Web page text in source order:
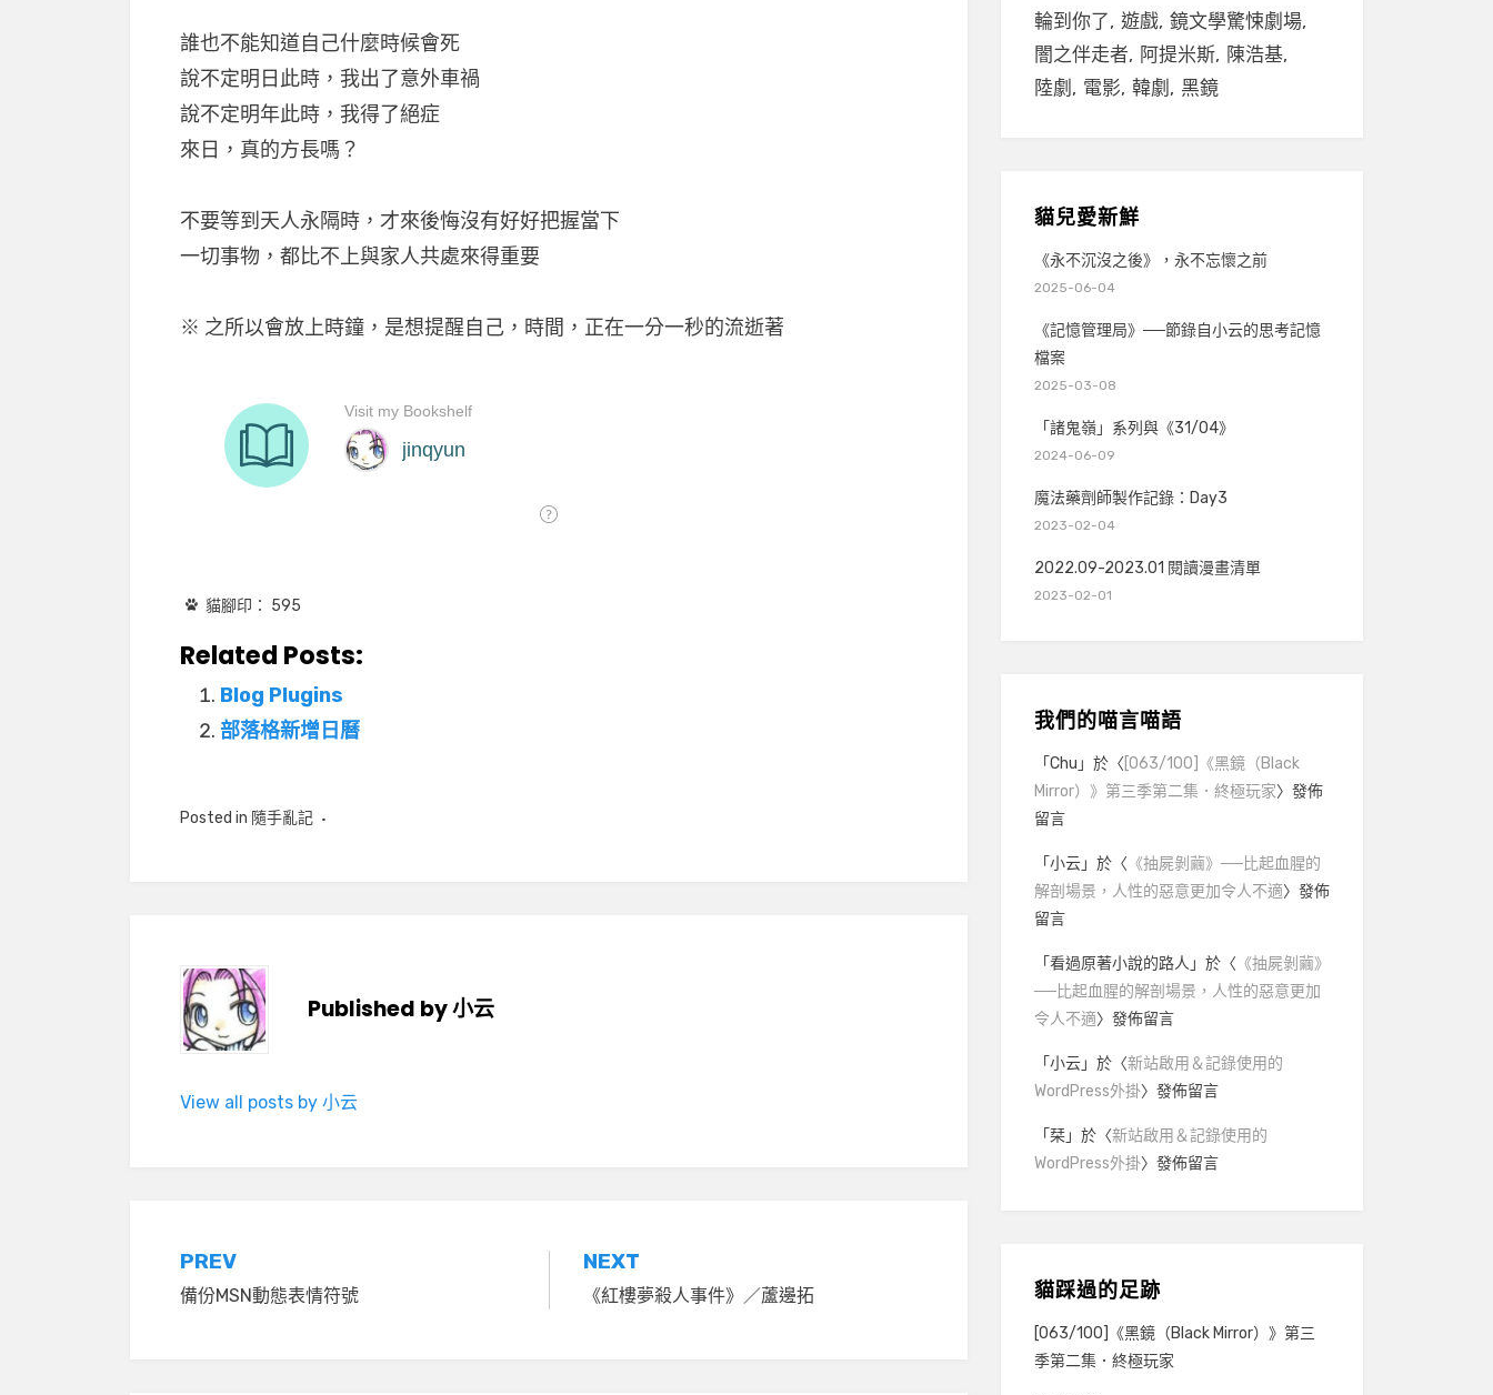
誰也不能知道自己什麼時候會死
說不定明日此時，我出了意外車禍
說不定明年此時，我得了絕症
來日，真的方長嗎？
不要等到天人永隔時，才來後悔沒有好好把握當下
一切事物，都比不上與家人共處來得重要
※ 之所以會放上時鐘，是想提醒自己，時間，正在一分一秒的流逝著
貓腳印： 595
Related Posts:
Blog Plugins
部落格新增日曆
Posted in 隨手亂記
Published by小云
View all posts by 小云
文
章
PREV
備份MSN動態表情符號
NEXT
《紅樓夢殺人事件》／蘆邊拓
輪到你了 遊戲 鏡文學驚悚劇場
闇之伴走者
阿提米斯
陳浩基
陸劇
電影 韓劇 黑鏡
貓兒愛新鮮
《永不沉沒之後》，永不忘懷之前
2025-06-04
《記憶管理局》──節錄自小云的思考記憶
檔案
2025-03-08
「諸鬼嶺」系列與《31/04》
2024-06-09
魔法藥劑師製作記錄：Day3
2023-02-04
2022.09-2023.01 閱讀漫畫清單
2023-02-01
我們的喵言喵語
「Chu 」於〈 [063/100]《黑鏡（Black
Mirror）》第三季第二集．終極玩家〉發佈
留言
「小云」於〈 《抽屍剝繭》──比起血腥的
解剖場景，人性的惡意更加令人不適〉發佈
留言
「看過原著小說的路人 」於〈 《抽屍剝繭》
──比起血腥的解剖場景，人性的惡意更加
令人不適〉發佈留言
「小云」於〈新站啟用＆記錄使用的
WordPress外掛〉發佈留言
「栞」於〈新站啟用＆記錄使用的
WordPress外掛〉發佈留言
貓踩過的足跡
[063/100]《黑鏡（Black Mirror）》第三
季第二集．終極玩家